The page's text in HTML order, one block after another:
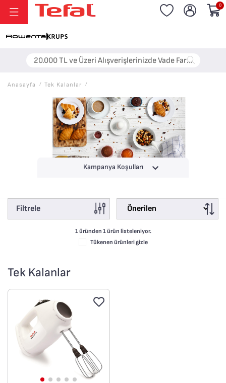
20.000 TL ve Üzeri Alışverişlerinizde Vade Farksız 6 Taksit!
0
Anasayfa / Tek Kalanlar /
Kampanya Koşulları
Filtrele
1 üründen 1ürün listeleniyor.
Tükenen ürünleri gizle
Tek Kalanlar